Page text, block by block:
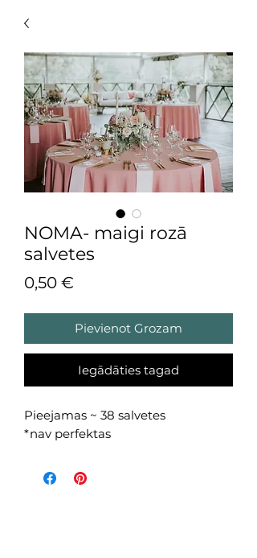
NOMA- maigi rozā
salvetes
0,50 €
Pievienot Grozam
Iegādāties tagad
Pieejamas ~ 38 salvetes
*nav perfektas